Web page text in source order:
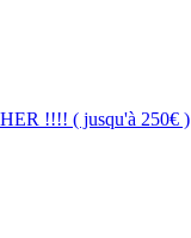
!!!! ( jusqu'à 250€ )